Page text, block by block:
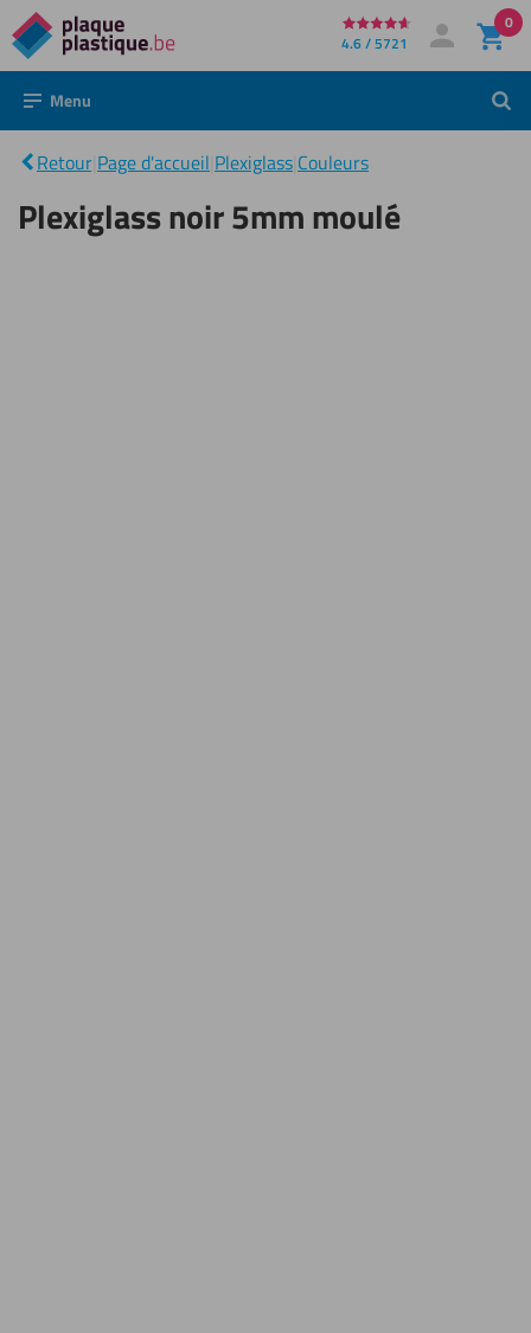
Directement
au
contenu
4.6 / 5721 Mon compte
Se connecter
0
Menu
Retour Page d'accueil Plexiglass Couleurs
noir 5mm
moulé
Plexiglass noir 5mm moulé